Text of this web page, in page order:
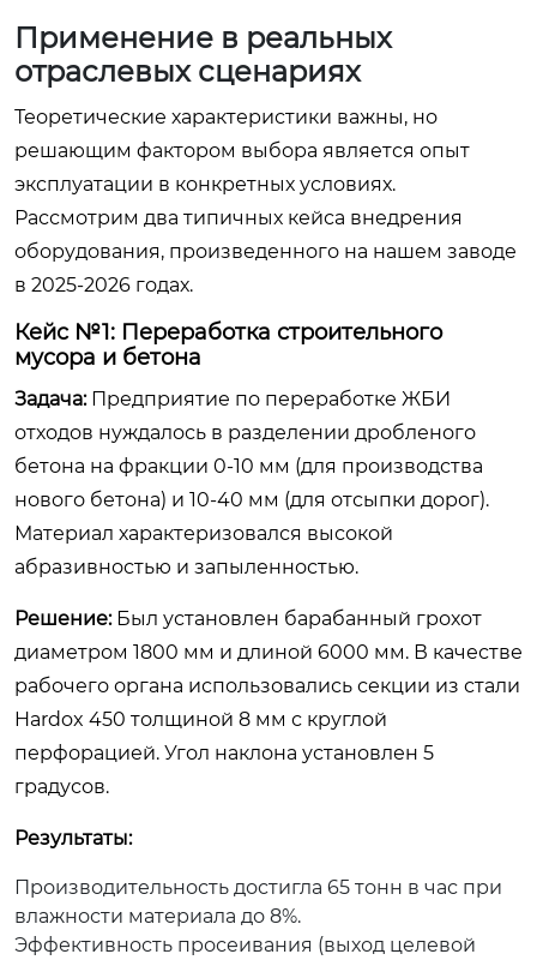
Применение в реальных
отраслевых сценариях
Теоретические характеристики важны, но
решающим фактором выбора является опыт
эксплуатации в конкретных условиях.
Рассмотрим два типичных кейса внедрения
оборудования, произведенного на нашем заводе
в 2025-2026 годах.
Кейс №1: Переработка строительного
мусора и бетона
Задача:Предприятие по переработке ЖБИ
отходов нуждалось в разделении дробленого
бетона на фракции 0-10 мм (для производства
нового бетона) и 10-40 мм (для отсыпки дорог).
Материал характеризовался высокой
абразивностью и запыленностью.
Решение:Был установлен барабанный грохот
диаметром 1800 мм и длиной 6000 мм. В качестве
рабочего органа использовались секции из стали
Hardox 450 толщиной 8 мм с круглой
перфорацией. Угол наклона установлен 5
градусов.
Результаты:
Производительность достигла 65 тонн в час при
влажности материала до 8%.
Эффективность просеивания (выход целевой